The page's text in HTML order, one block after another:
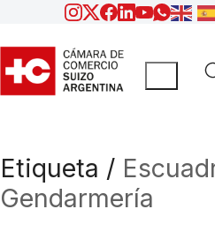
Etiqueta /
Gendarmería